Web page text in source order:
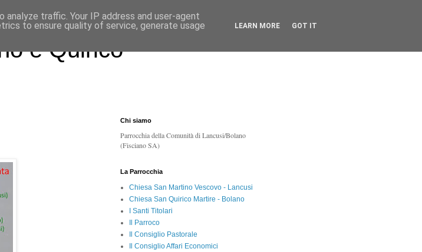
e Quirico
Chi siamo
Parrocchia della Comunità di Lancusi/Bolano
(Fisciano SA)
La Parrocchia
Chiesa San Martino Vescovo - Lancusi
Chiesa San Quirico Martire - Bolano
I Santi Titolari
Il Parroco
Il Consiglio Pastorale
Il Consiglio Affari Economici
traffic. Your IP address and user-agent
to ensure quality of service, generate usage
LEARN MORE GOT IT